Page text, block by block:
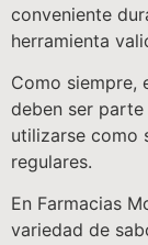
conveniente
herramienta
Como siempre,
deben ser
utilizarse como
regulares.
En Farmacias
variedad de